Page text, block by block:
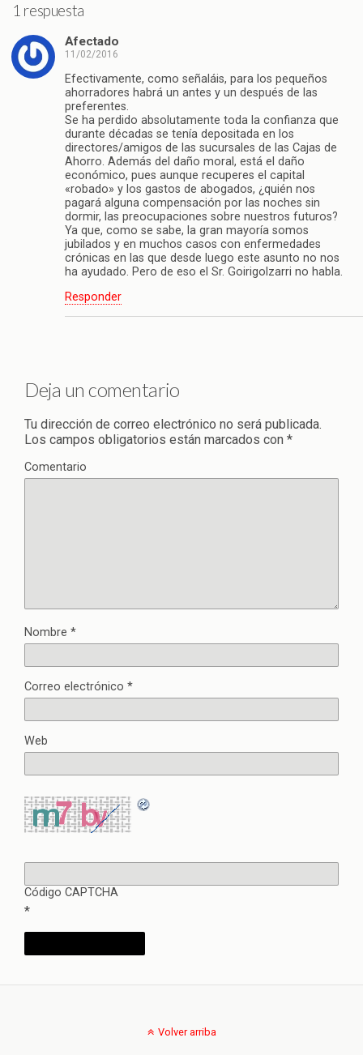
1 respuesta
Afectado
11/02/2016
Efectivamente, como señaláis, para los pequeños
ahorradores habrá un antes y un después de las
preferentes.
Se ha perdido absolutamente toda la confianza que
durante décadas se tenía depositada en los
directores/amigos de las sucursales de las Cajas de
Ahorro. Además del daño moral, está el daño
económico, pues aunque recuperes el capital
«robado» y los gastos de abogados, ¿quién nos
pagará alguna compensación por las noches sin
dormir, las preocupaciones sobre nuestros futuros?
Ya que, como se sabe, la gran mayoría somos
jubilados y en muchos casos con enfermedades
crónicas en las que desde luego este asunto no nos
ha ayudado. Pero de eso el Sr. Goirigolzarri no habla.
Responder
Deja un comentario
Tu dirección de correo electrónico no será publicada.
Los campos obligatorios están marcados con *
Comentario
Nombre *
Correo electrónico *
Web
Código CAPTCHA
*
Volver arriba